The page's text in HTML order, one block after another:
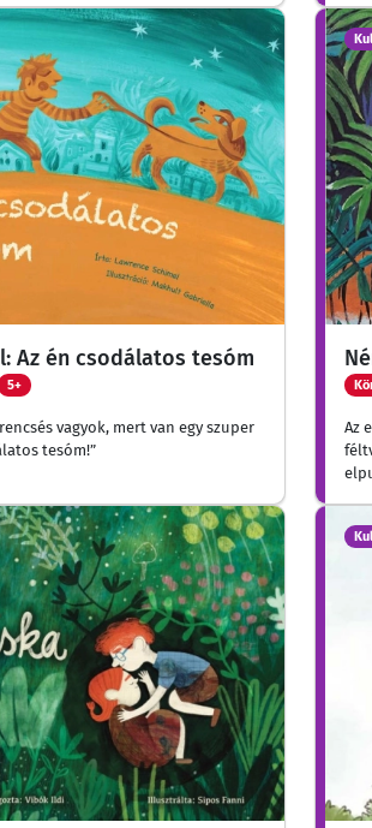
Az én csodálatos tesóm
5+
vagyok, mert van egy szuper
tesóm!”
Az